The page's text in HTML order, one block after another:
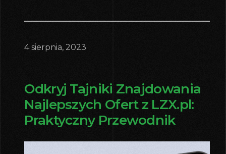
4 sierpnia, 2023
Odkryj Tajniki Znajdowania
Najlepszych Ofert z LZX.pl:
Praktyczny Przewodnik